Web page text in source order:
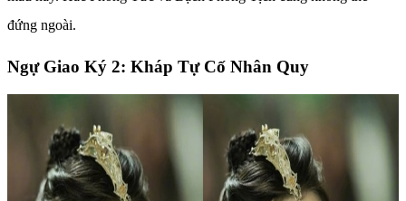
đứng ngoài.
Ngự Giao Ký 2: Kháp Tự Cố Nhân Quy